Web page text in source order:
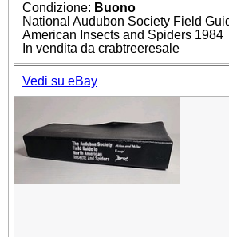
Condizione: Buono
National Audubon Society Field
American Insects and Spiders 1984
In vendita da crabtreeresale
Vedi su eBay